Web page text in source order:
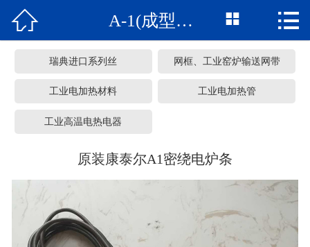
网站首页
产品中心
服务承诺
常见问题
 A-1(成型制品)  
瑞典进口系列丝 网框、工业窑炉输送网带
工业电加热材料 工业电加热管
工业高温电热电器
原装康泰尔A1密绕电炉条